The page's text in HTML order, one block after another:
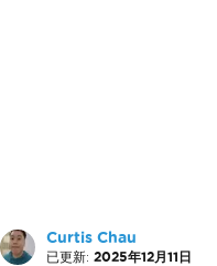
Curtis Chau
已更新: 2025年12月11日